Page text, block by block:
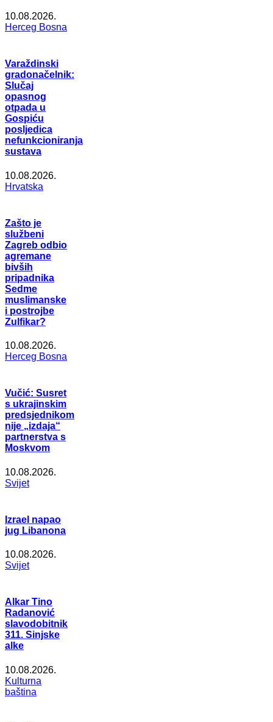
10.08.2026.
Herceg Bosna
Varaždinski
gradonačelnik:
Slučaj
opasnog
otpada u
Gospiću
posljedica
nefunkcioniranja
sustava
10.08.2026.
Hrvatska
Zašto je
službeni
Zagreb odbio
agremane
bivših
pripadnika
Sedme
muslimanske
i postrojbe
Zulfikar?
10.08.2026.
Herceg Bosna
Vučić: Susret
s ukrajinskim
predsjednikom
nije „izdaja“
partnerstva s
Moskvom
10.08.2026.
Svijet
Izrael napao
jug Libanona
10.08.2026.
Svijet
Alkar Tino
Radanović
slavodobitnik
311. Sinjske
alke
10.08.2026.
Kulturna
baština